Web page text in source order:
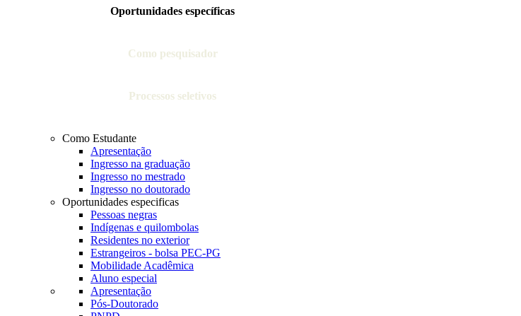
Oportunidades específicas
Como pesquisador
Processos seletivos
Como Estudante
Apresentação
Ingresso na graduação
Ingresso no mestrado
Ingresso no doutorado
Oportunidades especificas
Pessoas negras
Indígenas e quilombolas
Residentes no exterior
Estrangeiros - bolsa PEC-PG
Mobilidade Acadêmica
Aluno especial
Apresentação
Pós-Doutorado